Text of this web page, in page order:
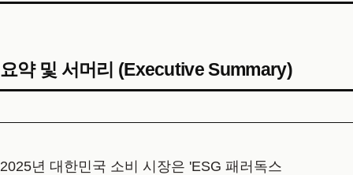
요약 및 서머리 (Executive Summary)
2025년 대한민국 소비 시장은 'ESG 패러독스